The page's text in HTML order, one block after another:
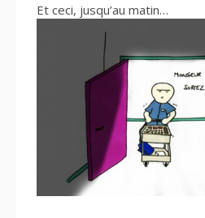
Et ceci, jusqu’au matin…